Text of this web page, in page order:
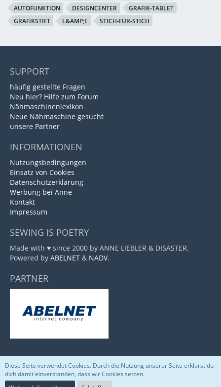
AUTOFUNKTION
DESIGNCENTER
GRAFIK-TABLET
GRAFIKSTIFT
L&AMP;E STICH-FÜR-STICH
SUPPORT
häufig gestellte Fragen
Neu hier? Hilfe zum Forum
Nähmaschinenlexikon
Neue Nähmaschine gesucht
unsere Partner
INFORMATIONEN
Nutzungsbedingungen
Einsatz von Cookies
Datenschutzerklärung
Werbung bei Anne
Kontakt
Impressum
SEWING IS POETRY
Made with ♥ since 2000 by ANNE LIEBLER & DISASTER.
Powered by ABELNET & NADV.
PARTNER
Community-Software:WoltLab Suite™
Diese Seite verwendet Cookies. Durch die Nutzung unserer Seite erklärst du
dich damit einverstanden, dass wir Cookies setzen.